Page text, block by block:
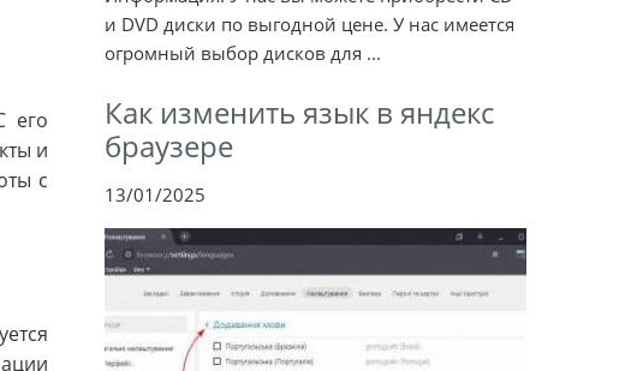
его
и
с
и DVD диски по выгодной цене. У нас имеется
огромный выбор дисков для ...
Как изменить язык в яндекс
браузере
13/01/2025